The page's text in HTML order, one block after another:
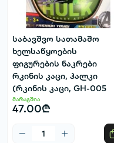
საბავშვო სათამაშო
ხელსაწყოების
ფიგურების ნაკრები
რკინის კაცი, ჰალკი
(რკინის კაცი, GH-005
მარაგშია
47.00₾